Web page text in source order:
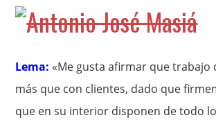
Lema: «Me gusta afirmar que trabajo
más que con clientes, dado que
que en su interior disponen de todo